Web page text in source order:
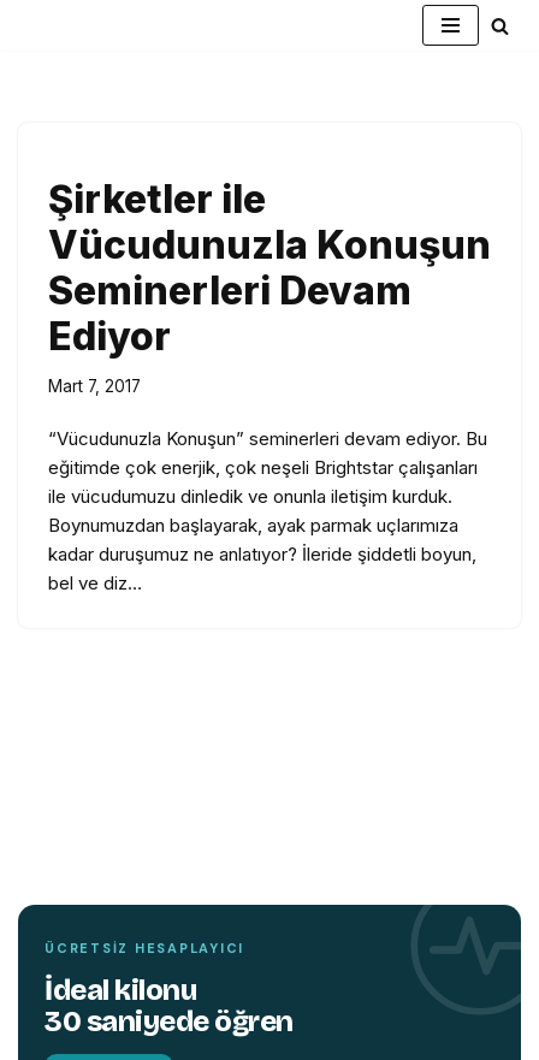
Şirketler ile
Vücudunuzla Konuşun
Seminerleri Devam
Ediyor
Mart 7, 2017
“Vücudunuzla Konuşun” seminerleri devam ediyor. Bu
eğitimde çok enerjik, çok neşeli Brightstar çalışanları
ile vücudumuzu dinledik ve onunla iletişim kurduk.
Boynumuzdan başlayarak, ayak parmak uçlarımıza
kadar duruşumuz ne anlatıyor? İleride şiddetli boyun,
bel ve diz…
TEMIN ETMEK İÇIN TIKLAYIN
ÜCRETSIZ HESAPLAYICI
İdeal kilonu
30 saniyede öğren